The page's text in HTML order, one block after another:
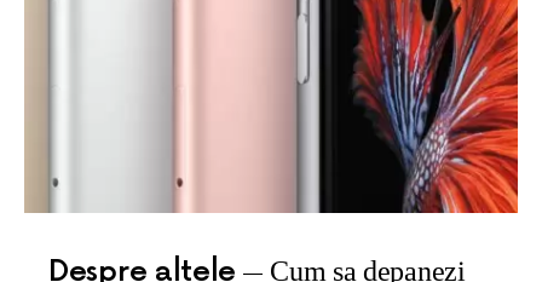
Despre altele
Cum sa depanezi